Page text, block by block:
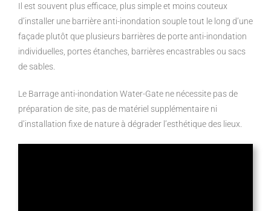
Il est souvent plus efficace, plus simple et moins couteux
d’installer une barrière anti-inondation souple tout le long d’une
façade plutôt que plusieurs barrières de porte anti-inondation
individuelles, portes étanches, barrières encastrables ou sacs
de sables.
Le Barrage anti-inondation Water-Gate ne nécessite pas de
préparation de site, pas de matériel supplémentaire ni
d’installation fixe de nature à dégrader l’esthétique des lieux.